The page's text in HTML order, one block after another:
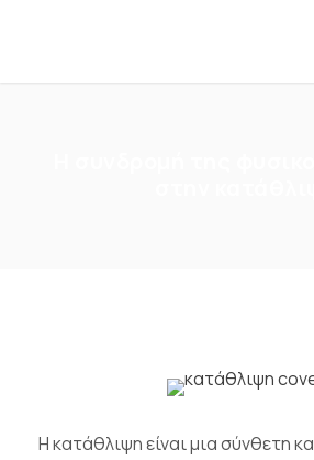
Η κατάθλιψη είναι μια σύνθετη